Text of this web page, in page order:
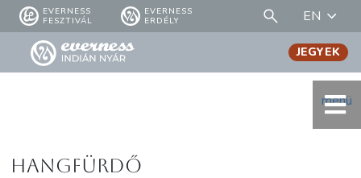
EVERNESS
FESZTIVÁL
EVERNESS
ERDÉLY
EN
menü
JEGYEK
Hangfürdő